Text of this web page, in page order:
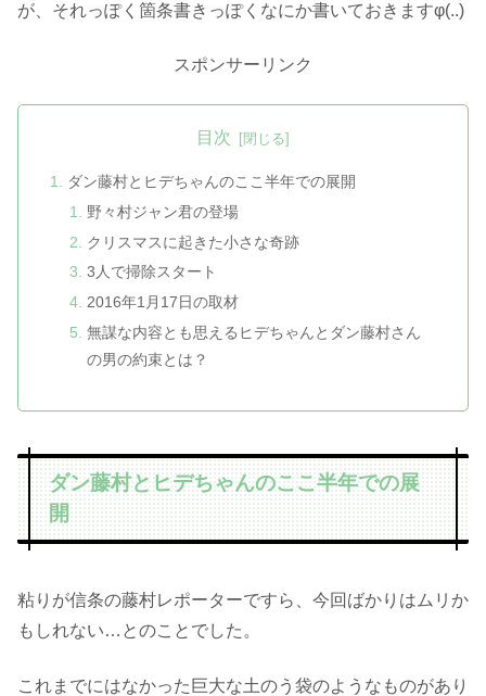
が、それっぽく箇条書きっぽくなにか書いておきますφ(..)
スポンサーリンク
目次
ダン藤村とヒデちゃんのここ半年での展開
野々村ジャン君の登場
クリスマスに起きた小さな奇跡
3人で掃除スタート
2016年1月17日の取材
無謀な内容とも思えるヒデちゃんとダン藤村さん
の男の約束とは？
ダン藤村とヒデちゃんのここ半年での展
開
粘りが信条の藤村レポーターですら、今回ばかりはムリか
もしれない…とのことでした。
これまでにはなかった巨大な土のう袋のようなものがあり